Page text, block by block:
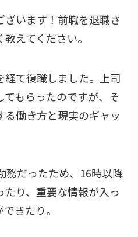
います！前職を退職さ
えてください。
て復職しました。上司
もらったのですが、そ
働き方と現実のギャッ
務だったため、16時以降
り、重要な情報が入っ
きたり。